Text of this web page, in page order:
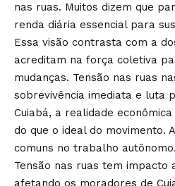
nas ruas. Muitos dizem que
renda diária essencial para
Essa visão contrasta com a
acreditam na força coletiva
mudanças. Tensão nas ruas
sobrevivência imediata e luta
Cuiabá, a realidade
do que o ideal do movimento.
comuns no trabalho autônomo.
Tensão nas ruas tem impacto
afetando os moradores de